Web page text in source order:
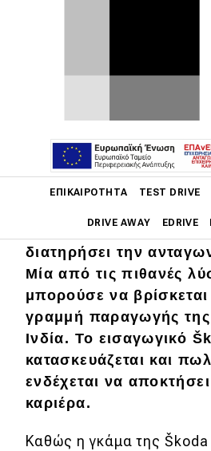
ΕΠΙΚΑΙΡΌΤΗΤΑ TEST DRIVE
DRIVE AWAY EDRIVE
Main navigation
Επικαιρότητα
Νέα μοντέλα
Πρωτότυπα
Ελλάδα
Κόσμος
Τεχνολογία
Με τις κινεζικές
ολοένα και
Volkswagen αναζητά
διατηρήσει την
Μία από τις πιθανές
μπορούσε να
γραμμή παραγωγής
Ινδία. Το εισαγωγικό
κατασκευάζεται και
ενδέχεται να
καριέρα.
Καθώς η γκάμα της Škoda